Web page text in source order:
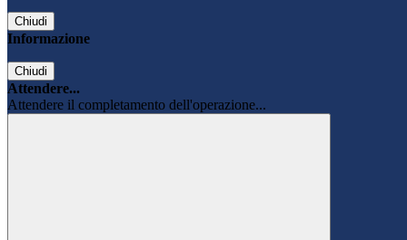
Chiudi
Informazione
Chiudi
Attendere...
Attendere il completamento dell'operazione...